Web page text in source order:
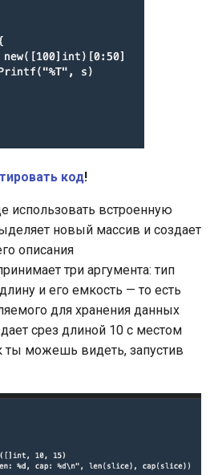
и
в
код!
использовать встроенную
новый массив и создает
описания
три аргумента: тип
и его емкость — то есть
для хранения данных
срез длиной 10 с местом
ты можешь видеть, запустив